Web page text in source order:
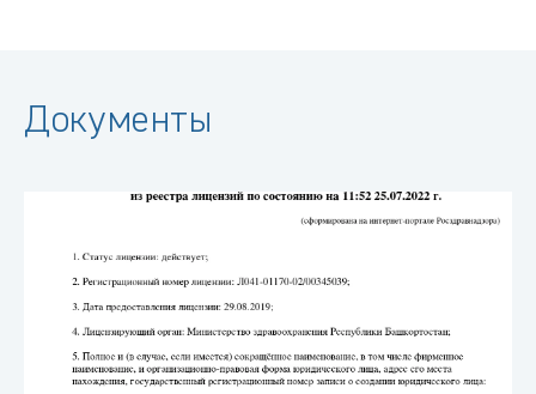
Документы